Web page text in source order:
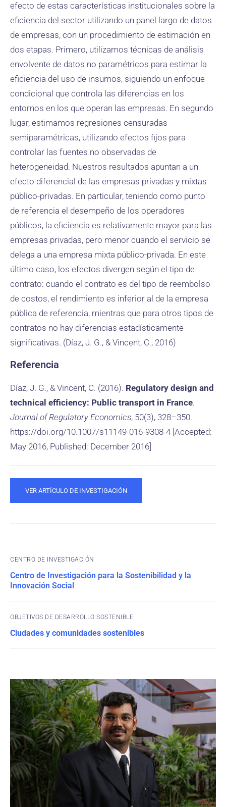
efecto de estas características institucionales sobre la
eficiencia del sector utilizando un panel largo de datos
de empresas, con un procedimiento de estimación en
dos etapas. Primero, utilizamos técnicas de análisis
envolvente de datos no paramétricos para estimar la
eficiencia del uso de insumos, siguiendo un enfoque
condicional que controla las diferencias en los
entornos en los que operan las empresas. En segundo
lugar, estimamos regresiones censuradas
semiparamétricas, utilizando efectos fijos para
controlar las fuentes no observadas de
heterogeneidad. Nuestros resultados apuntan a un
efecto diferencial de las empresas privadas y mixtas
público-privadas. En particular, teniendo como punto
de referencia el desempeño de los operadores
públicos, la eficiencia es relativamente mayor para las
empresas privadas, pero menor cuando el servicio se
delega a una empresa mixta público-privada. En este
último caso, los efectos divergen según el tipo de
contrato: cuando el contrato es del tipo de reembolso
de costos, el rendimiento es inferior al de la empresa
pública de referencia, mientras que para otros tipos de
contratos no hay diferencias estadísticamente
significativas. (Díaz, J. G., & Vincent, C., 2016)
Referencia
Díaz, J. G., & Vincent, C. (2016). Regulatory design and
technical efficiency: Public transport in France.
Journal of Regulatory Economics, 50(3), 328–350.
https://doi.org/10.1007/s11149-016-9308-4 [Accepted:
May 2016, Published: December 2016]
VER ARTÍCULO DE INVESTIGACIÓN
CENTRO DE INVESTIGACIÓN
Centro de Investigación para la Sostenibilidad y la
Innovación Social
OBJETIVOS DE DESARROLLO SOSTENIBLE
Ciudades y comunidades sostenibles